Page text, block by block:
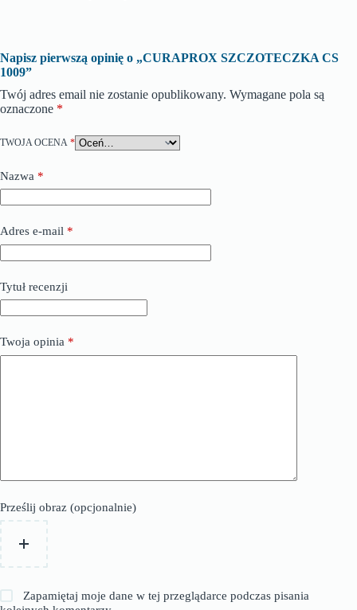
Napisz pierwszą opinię o „CURAPROX SZCZOTECZKA CS
1009”
Twój adres email nie zostanie opublikowany. Wymagane pola są
oznaczone *
TWOJA OCENA *
Nazwa *
Adres e-mail *
Tytuł recenzji
Twoja opinia *
Prześlij obraz (opcjonalnie)
Zapamiętaj moje dane w tej przeglądarce podczas pisania